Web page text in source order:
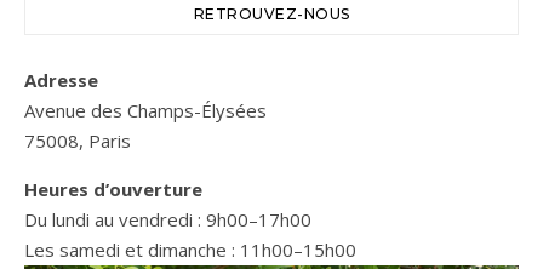
RETROUVEZ-NOUS
Adresse
Avenue des Champs-Élysées
75008, Paris
Heures d’ouverture
Du lundi au vendredi : 9h00–17h00
Les samedi et dimanche : 11h00–15h00